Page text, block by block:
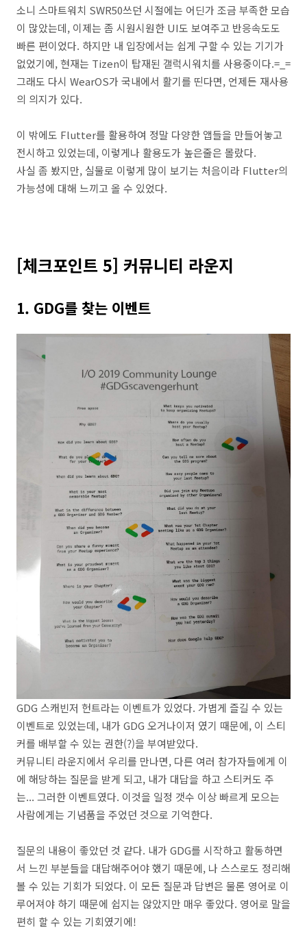
소니 스마트워치 SWR50쓰던 시절에는 어딘가 조금 부족한 모습
이 많았는데, 이제는 좀 시원시원한 UI도 보여주고 반응속도도
빠른 편이었다. 하지만 내 입장에서는 쉽게 구할 수 있는 기기가
없었기에, 현재는 Tizen이 탑재된 갤럭시워치를 사용중이다.=_=
그래도 다시 WearOS가 국내에서 활기를 띤다면, 언제든 재사용
의 의지가 있다.
이 밖에도 Flutter를 활용하여 정말 다양한 앱들을 만들어놓고
전시하고 있었는데, 이렇게나 활용도가 높은줄은 몰랐다.
사실 좀 봤지만, 실물로 이렇게 많이 보기는 처음이라 Flutter의
가능성에 대해 느끼고 올 수 있었다.
[체크포인트 5] 커뮤니티 라운지
1. GDG를 찾는 이벤트
GDG 스캐빈저 헌트라는 이벤트가 있었다. 가볍게 즐길 수 있는
이벤트로 있었는데, 내가 GDG 오거나이저 였기 때문에, 이 스티
커를 배부할 수 있는 권한(?)을 부여받았다.
커뮤니티 라운지에서 우리를 만나면, 다른 여러 참가자들에게 이
에 해당하는 질문을 받게 되고, 내가 대답을 하고 스티커도 주
는... 그러한 이벤트였다. 이것을 일정 갯수 이상 빠르게 모으는
사람에게는 기념품을 주었던 것으로 기억한다.
질문의 내용이 좋았던 것 같다. 내가 GDG를 시작하고 활동하면
서 느낀 부분들을 대답해주어야 했기 때문에, 나 스스로도 정리해
볼 수 있는 기회가 되었다. 이 모든 질문과 답변은 물론 영어로 이
루어져야 하기 때문에 쉽지는 않았지만 매우 좋았다. 영어로 말을
편히 할 수 있는 기회였기에!